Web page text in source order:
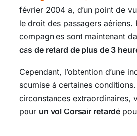
février 2004 a, d’un point de
le droit des passagers
compagnies sont maintenant
cas de retard de plus de 3
Cependant, l’obtention d’une
soumise à certaines
circonstances extraordinaires,
pour un vol Corsair retardé